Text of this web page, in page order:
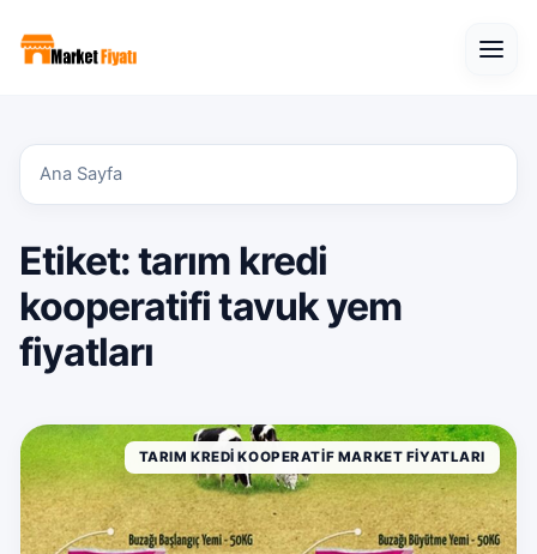
Ana Sayfa
Etiket:tarım kredi
kooperatifi tavuk yem
fiyatları
TARIM KREDI KOOPERATIF MARKET FIYATLARI